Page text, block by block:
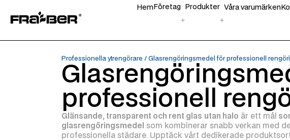
HemFöretag Produkter Våra varumärken
Professionella ytrengörare / Glasrengöringsmedel för professionell
professionell
Glänsande, transparent och rent glas utan halo är ett mål
glasrengöringsmedel
som kombinerar snabb verkan med
professionella städare. Upptäck vårt dedikerade